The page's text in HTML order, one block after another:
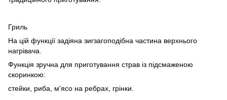
Гриль
На цій функції задіяна зигзагоподібна частина верхнього
нагрівача.
Функція зручна для приготування страв із підсмаженою
скоринкою:
стейки, риба, м'ясо на ребрах, грінки.